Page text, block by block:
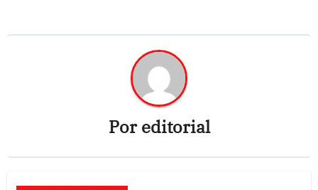
Poreditorial